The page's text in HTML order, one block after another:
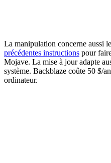
La manipulation concerne aussi
précédentes instructions pour
Mojave. La mise à jour adapte
système. Backblaze coûte 50 $/
ordinateur.